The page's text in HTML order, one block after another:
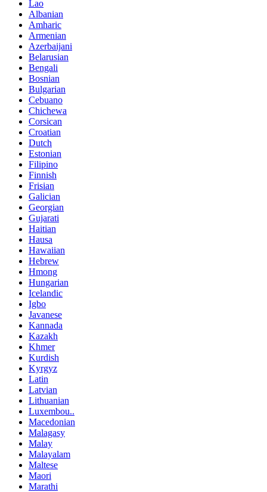
Lao
Albanian
Amharic
Armenian
Azerbaijani
Belarusian
Bengali
Bosnian
Bulgarian
Cebuano
Chichewa
Corsican
Croatian
Dutch
Estonian
Filipino
Finnish
Frisian
Galician
Georgian
Gujarati
Haitian
Hausa
Hawaiian
Hebrew
Hmong
Hungarian
Icelandic
Igbo
Javanese
Kannada
Kazakh
Khmer
Kurdish
Kyrgyz
Latin
Latvian
Lithuanian
Luxembou..
Macedonian
Malagasy
Malay
Malayalam
Maltese
Maori
Marathi